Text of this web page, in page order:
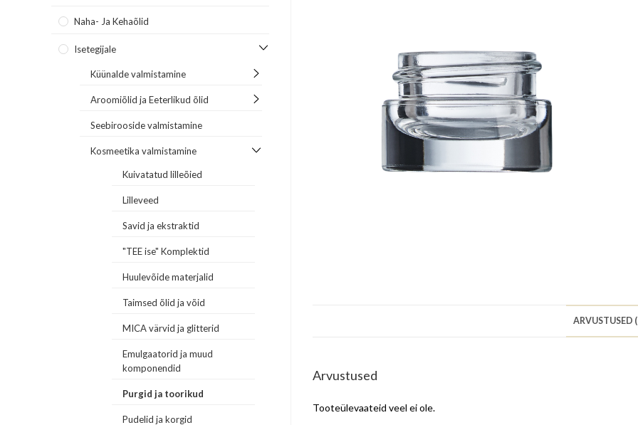
ARVUSTUSED
Arvustused
Tooteülevaateid veel ei ole.
Naha- Ja Kehaõlid
Isetegijale
Küünalde valmistamine
Aroomiõlid ja Eeterlikud õlid
Seebirooside valmistamine
Kosmeetika valmistamine
Kuivatatud lilleõied
Lilleveed
Savid ja ekstraktid
"TEE ise" Komplektid
Huulevõide materjalid
Taimsed õlid ja võid
MICA värvid ja glitterid
Emulgaatorid ja muud
komponendid
Purgid ja toorikud
Pudelid ja korgid